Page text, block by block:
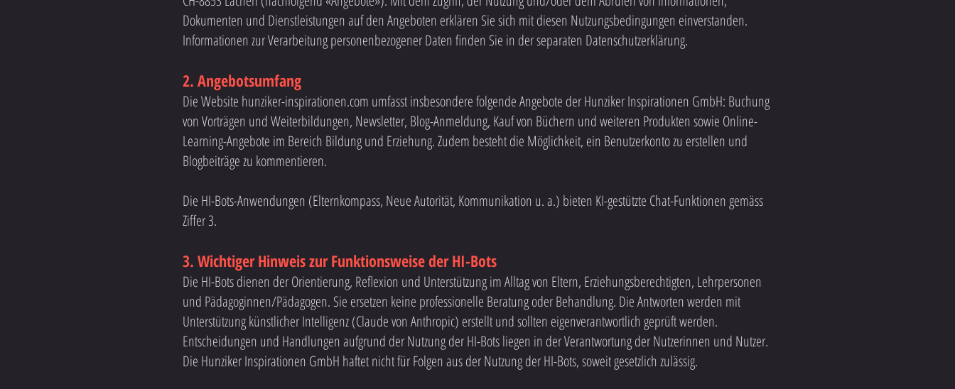
Dokumenten und Dienstleistungen auf den Angeboten erklären Sie sich mit diesen Nutzungsbedingungen einverstanden.
Informationen zur Verarbeitung personenbezogener Daten finden Sie in der separaten Datenschutzerklärung.
2. Angebotsumfang
Die Website hunziker-inspirationen.com umfasst insbesondere folgende Angebote der Hunziker Inspirationen GmbH: Buchung
von Vorträgen und Weiterbildungen, Newsletter, Blog-Anmeldung, Kauf von Büchern und weiteren Produkten sowie Online-
Learning-Angebote im Bereich Bildung und Erziehung. Zudem besteht die Möglichkeit, ein Benutzerkonto zu erstellen und
Blogbeiträge zu kommentieren.
Die HI-Bots-Anwendungen (Elternkompass, Neue Autorität, Kommunikation u. a.) bieten KI-gestützte Chat-Funktionen gemäss
Ziffer 3.
3. Wichtiger Hinweis zur Funktionsweise der HI-Bots
Die HI-Bots dienen der Orientierung, Reflexion und Unterstützung im Alltag von Eltern, Erziehungsberechtigten, Lehrpersonen
und Pädagoginnen/Pädagogen. Sie ersetzen keine professionelle Beratung oder Behandlung. Die Antworten werden mit
Unterstützung künstlicher Intelligenz (Claude von Anthropic) erstellt und sollten eigenverantwortlich geprüft werden.
Entscheidungen und Handlungen aufgrund der Nutzung der HI-Bots liegen in der Verantwortung der Nutzerinnen und Nutzer.
Die Hunziker Inspirationen GmbH haftet nicht für Folgen aus der Nutzung der HI-Bots, soweit gesetzlich zulässig.